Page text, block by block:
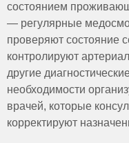
состоянием
— регулярные
проверяют состояние
контролируют
другие
необходимости
врачей, которые
корректируют